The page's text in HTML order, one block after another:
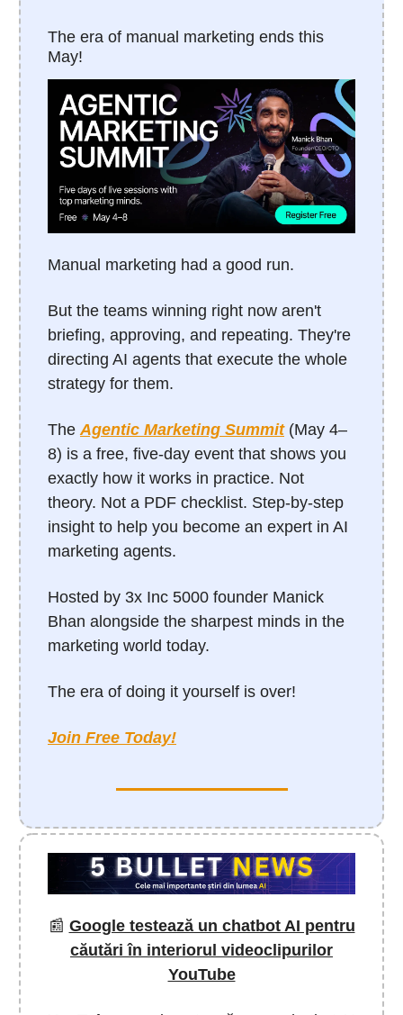
The era of manual marketing ends this
May!
Manual marketing had a good run.
But the teams winning right now aren't
briefing, approving, and repeating. They're
directing AI agents that execute the whole
strategy for them.
TheAgentic Marketing Summit(May 4–
8) is a free, five-day event that shows you
exactly how it works in practice. Not
theory. Not a PDF checklist. Step-by-step
insight to help you become an expert in AI
marketing agents.
Hosted by 3x Inc 5000 founder Manick
Bhan alongside the sharpest minds in the
marketing world today.
The era of doing it yourself is over!
Join Free Today!
📰 Google testează un chatbot AI pentru
căutări în interiorul videoclipurilor
YouTube